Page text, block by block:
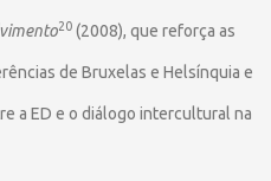
20 (2008), que reforça as
de Bruxelas e Helsínquia e
a ED e o diálogo intercultural na